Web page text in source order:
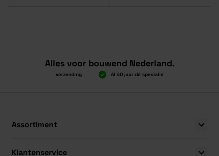
Alles voor bouwend Nederland.
Boven 2.000 gratis verzending Al 40 jaar dé specialist
Assortiment
Klantenservice